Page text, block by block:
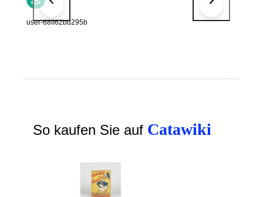
user-68ff62bd295b
So kaufen Sie auf Catawiki